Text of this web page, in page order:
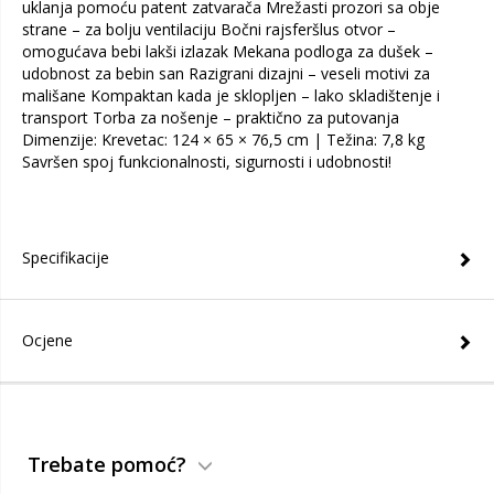
uklanja pomoću patent zatvarača Mrežasti prozori sa obje
strane – za bolju ventilaciju Bočni rajsferšlus otvor –
omogućava bebi lakši izlazak Mekana podloga za dušek –
udobnost za bebin san Razigrani dizajni – veseli motivi za
mališane Kompaktan kada je sklopljen – lako skladištenje i
transport Torba za nošenje – praktično za putovanja
Dimenzije: Krevetac: 124 × 65 × 76,5 cm | Težina: 7,8 kg
Savršen spoj funkcionalnosti, sigurnosti i udobnosti!
Specifikacije
Ocjene
Trebate pomoć?